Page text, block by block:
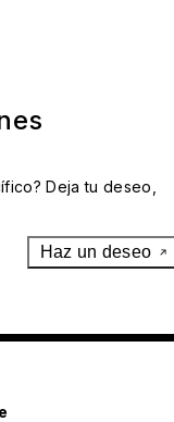
Deja tu deseo,
Haz un deseo